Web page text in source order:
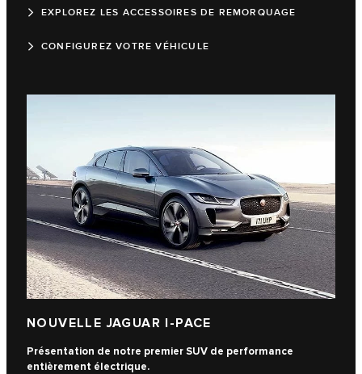
EXPLOREZ LES ACCESSOIRES DE REMORQUAGE
CONFIGUREZ VOTRE VÉHICULE
NOUVELLE JAGUAR I-PACE
Présentation de notre premier SUV de performance
entièrement électrique.